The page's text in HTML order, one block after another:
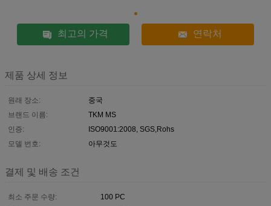
최고의 가격 연락처
제품 상세 정보
원래 장소:
중국
브랜드 이름:
TKM MS
인증:
ISO9001:2008, SGS,Rohs
모델 번호:
아무것도
결제 및 배송 조건
최소 주문 수량:
100 PC